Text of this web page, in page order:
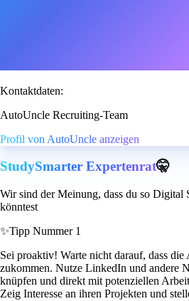
Kontaktdaten:
AutoUncle Recruiting-Team
Profil von AutoUncle anzeigen
StudySmarter Expertenrat🤫
Wir sind der Meinung, dass du so Digital
könntest
✨Tipp Nummer 1
Sei proaktiv! Warte nicht darauf, dass die
zukommen. Nutze LinkedIn und andere
knüpfen und direkt mit potenziellen
Zeig Interesse an ihren Projekten und